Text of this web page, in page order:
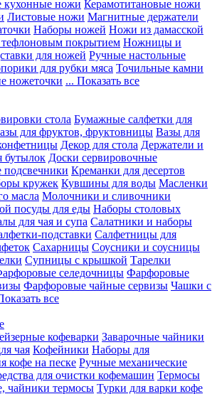
кухонные ножи Керамотитановые ножи
Листовые ножи Магнитные держатели
Наборы ножей Ножи из дамасской
покрытием Ножницы и
для ножей Ручные настольные
для рубки мяса Точильные камни
ножеточки ... Показать все
стола Бумажные салфетки для
для фруктов, фруктовницы Вазы для
Декор для стола Держатели и
бутылок Доски сервировочные
подсвечники Креманки для десертов
кружек Кувшины для воды Масленки
масла Молочники и сливочники
посуды для еды Наборы столовых
для чая и супа Салатники и наборы
подставки Салфетницы для
Сахарницы Соусники и соусницы
Супницы с крышкой Тарелки
селедочницы Фарфоровые
Фарфоровые чайные сервизы Чашки с
все
кофеварки Заварочные чайники
чая Кофейники Наборы для
кофе на песке Ручные механические
для очистки кофемашин Термосы
чайники термосы Турки для варки кофе